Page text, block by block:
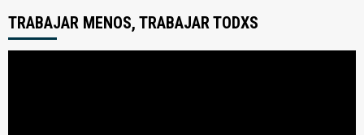
TRABAJAR MENOS, TRABAJAR TODXS